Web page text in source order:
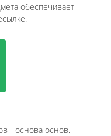
обеспечивает
- основа основ.